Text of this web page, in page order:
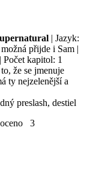
| Jazyk:
přijde i Sam |
kapitol: 1
že se jmenuje
ty nejzelenější a
preslash, destiel
3